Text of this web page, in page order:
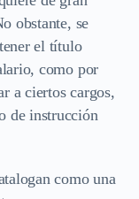
obstante, se
el título
como por
a ciertos cargos,
de instrucción
como una